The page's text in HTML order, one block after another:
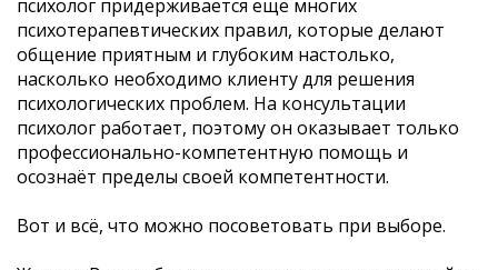
психолог придерживается ещё многих
психотерапевтических правил, которые делают
общение приятным и глубоким настолько,
насколько необходимо клиенту для решения
психологических проблем. На консультации
психолог работает, поэтому он оказывает только
профессионально-компетентную помощь и
осознаёт пределы своей компетентности.
Вот и всё, что можно посоветовать при выборе.